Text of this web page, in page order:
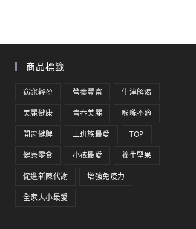
商品標籤
窈窕輕盈 營養豐富 生津解渴
美麗健康 青春美麗 喉嚨不適
開胃健脾 上班族最愛 TOP
健康零食 小孩最愛 養生堅果
促進新陳代謝 增強免疫力
全家大小最愛